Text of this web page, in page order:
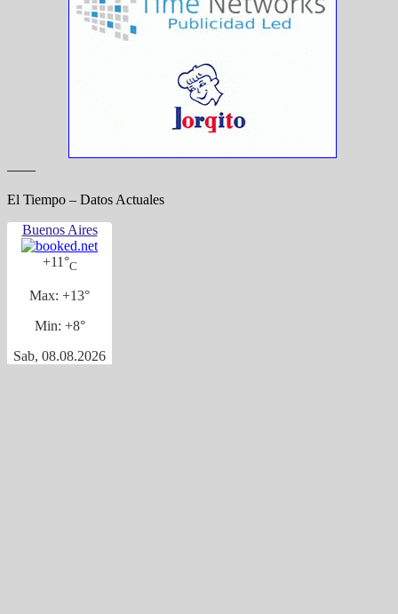
——
El Tiempo – Datos Actuales
Buenos Aires
+11°C
Max: +13°
Min: +8°
Sab, 08.08.2026